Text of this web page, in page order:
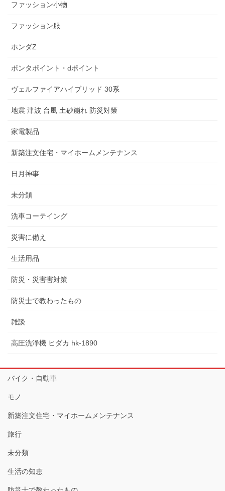
ファッション小物
ファッション服
ホンダZ
ポンタポイント・dポイント
ヴェルファイアハイブリッド 30系
地震 津波 台風 土砂崩れ 防災対策
家電製品
新築注文住宅・マイホームメンテナンス
日月神事
未分類
洗車コーテイング
災害に備え
生活用品
防災・災害害対策
防災士で教わったもの
雑談
高圧洗浄機 ヒダカ hk-1890
バイク・自動車
モノ
新築注文住宅・マイホームメンテナンス
旅行
未分類
生活の知恵